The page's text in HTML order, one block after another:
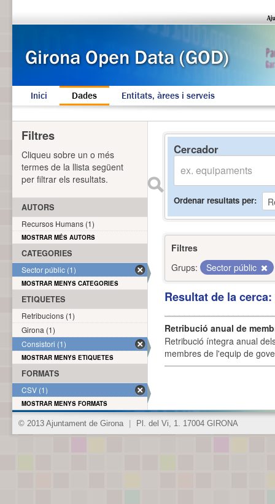
Inici Dades Entitats, àrees i serveis
Cercador
Ordenar resultats per
Filtres
Grups:
Sector públic
Resultat de la
Retribució anual de
Retribució íntegra anual
membres de l'equip de
Filtres
Cliqueu sobre un o més
termes de la llista següent
per filtrar els resultats.
AUTORS
Recursos Humans (1)
MOSTRAR MÉS AUTORS
CATEGORIES
Sector públic (1)
MOSTRAR MENYS CATEGORIES
ETIQUETES
Retribucions (1)
Girona (1)
Consistori (1)
MOSTRAR MENYS ETIQUETES
FORMATS
CSV (1)
MOSTRAR MENYS FORMATS
© 2013 Ajuntament de Girona Pl. del Vi, 1. 17004 GIRONA